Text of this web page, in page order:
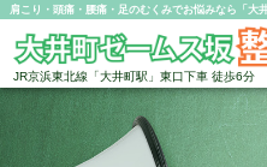
肩こり・頭痛・腰痛・足のむくみでお悩みなら「大
JR京浜東北線「大井町駅」東口下車 徒歩6分